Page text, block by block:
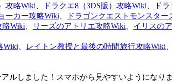
攻略Wiki ドラクエ8（3DS版）攻略Wiki ド
ーカー攻略Wiki ドラゴンクエストモンスタ
略Wiki リーズのアトリエ攻略Wiki イリスの
Wiki レイトン教授と最後の時間旅行攻略Wiki
ルしました！スマホから見やすいようになりま